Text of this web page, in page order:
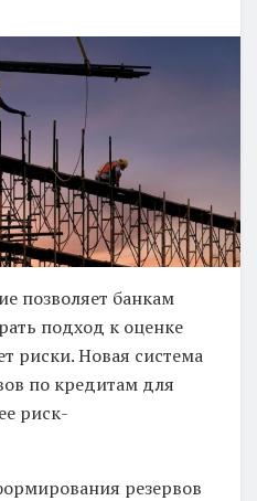
позволяет банкам
подход к оценке
риски. Новая система
по кредитам для
риск-
резервов